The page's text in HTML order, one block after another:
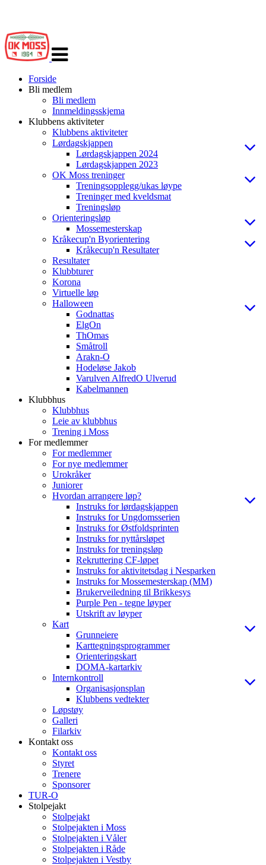
navigasjon
Forside
Bli medlem
Bli medlem
Innmeldingsskjema
Klubbens aktiviteter
Klubbens aktiviteter
Lørdagskjappen
Lørdagskjappen 2024
Lørdagskjappen 2023
OK Moss treninger
Treningsopplegg/ukas løype
Treninger med kveldsmat
Treningsløp
Orienteringsløp
Mossemesterskap
Kråkecup'n Byorientering
Kråkecup'n Resultater
Resultater
Klubbturer
Korona
Virtuelle løp
Halloween
Godnattas
ElgOn
ThOmas
Småtroll
Arakn-O
Hodeløse Jakob
Varulven AlfredO Ulverud
Kabelmannen
Klubbhus
Klubbhus
Leie av klubbhus
Trening i Moss
For medlemmer
For medlemmer
For nye medlemmer
Urokråker
Juniorer
Hvordan arrangere løp?
Instruks for lørdagskjappen
Instruks for Ungdomsserien
Instruks for Østfoldsprinten
Instruks for nyttårsløpet
Instruks for treningsløp
Rekruttering CF-løpet
Instruks for aktivitetsdag i Nesparken
Instruks for Mossemesterskap (MM)
Brukerveiledning til Brikkesys
Purple Pen - tegne løyper
Utskrift av løyper
Kart
Grunneiere
Karttegningsprogrammer
Orienteringskart
DOMA-kartarkiv
Internkontroll
Organisasjonsplan
Klubbens vedtekter
Løpstøy
Galleri
Filarkiv
Kontakt oss
Kontakt oss
Styret
Trenere
Sponsorer
TUR-O
Stolpejakt
Stolpejakt
Stolpejakten i Moss
Stolpejakten i Våler
Stolpejakten i Råde
Stolpejakten i Vestby